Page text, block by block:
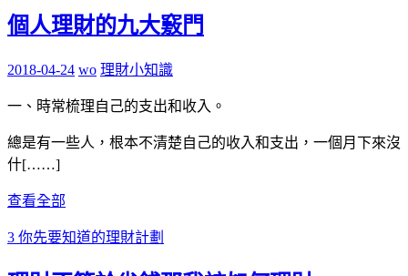
個人理財的九大竅門
2018-04-24 wo 理財小知識
一、時常梳理自己的支出和收入。
總是有一些人，根本不清楚自己的收入和支出，一個月下來沒
什[……]
查看全部
3 你先要知道的理財計劃